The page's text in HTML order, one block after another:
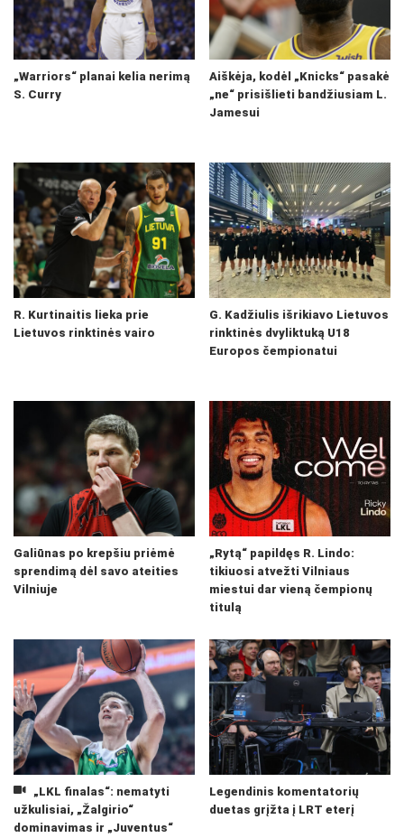
„Warriors“ planai kelia nerimą
S. Curry
Aiškėja, kodėl „Knicks“ pasakė
„ne“ prisišlieti bandžiusiam L.
Jamesui
R. Kurtinaitis lieka prie
Lietuvos rinktinės vairo
G. Kadžiulis išrikiavo Lietuvos
rinktinės dvyliktuką U18
Europos čempionatui
Galiūnas po krepšiu priėmė
sprendimą dėl savo ateities
Vilniuje
„Rytą“ papildęs R. Lindo:
tikiuosi atvežti Vilniaus
miestui dar vieną čempionų
titulą
„LKL finalas“: nematyti
užkulisiai, „Žalgirio“
dominavimas ir „Juventus“
Legendinis komentatorių
duetas grįžta į LRT eterį